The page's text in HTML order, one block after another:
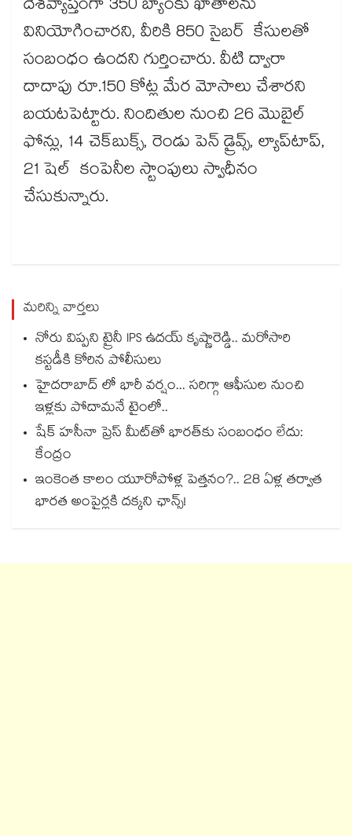
దేశవ్యాప్తంగా 350 బ్యాంకు ఖాతాలను
వినియోగించారని, వీరికి 850 సైబర్ కేసులతో
సంబంధం ఉందని గుర్తించారు. వీటి ద్వారా
దాదాపు రూ.150 కోట్ల మేర మోసాలు చేశారని
బయటపెట్టారు. నిందితుల నుంచి 26 మొబైల్
ఫోన్లు, 14 చెక్​బుక్స్​, రెండు పెన్ డ్రైవ్స్, ల్యాప్‌‌టాప్‌‌,
21 షెల్ కంపెనీల స్టాంపులు స్వాధీనం
చేసుకున్నారు.
మరిన్ని వార్తలు
నోరు విప్పని ట్రైనీ IPS ఉదయ్ కృష్ణారెడ్డి.. మరోసారి
కస్టడీకి కోరిన పోలీసులు
హైదరాబాద్ లో భారీ వర్షం... సరిగ్గా ఆఫీసుల నుంచి
ఇళ్లకు పోదామనే టైంలో..
షేక్ హసీనా ప్రెస్ మీట్‎తో భారత్‎కు సంబంధం లేదు:
కేంద్రం
ఇంకెంత కాలం యూరోపోళ్ల పెత్తనం?.. 28 ఏళ్ల తర్వాత
భారత అంపైర్లకి దక్కని ఛాన్స్!